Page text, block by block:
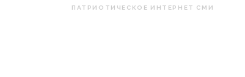
ПАТРИОТИЧЕСКОЕ ИНТЕРНЕТ СМИ